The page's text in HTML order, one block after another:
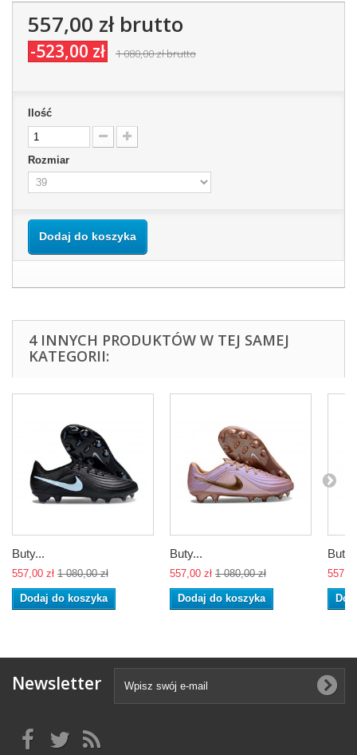
557,00 złbrutto
-523,00 zł 1 080,00 złbrutto
Ilość
Rozmiar
Dodaj do koszyka
4 INNYCH PRODUKTÓW W TEJ SAMEJ
KATEGORII:
Buty...
557,00 zł 1 080,00 zł
Dodaj do koszyka
Buty...
557,00 zł 1 080,00 zł
Dodaj do koszyka
Newsletter